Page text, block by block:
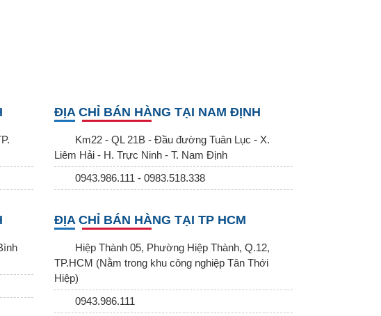
ĐỊA CHỈ BÁN HÀNG TẠI NAM ĐỊNH
Km22 - QL 21B - Đầu đường Tuân Lục - X.
Liêm Hải - H. Trực Ninh - T. Nam Định
0943.986.111 - 0983.518.338
ĐỊA CHỈ BÁN HÀNG TẠI TP HCM
Hiệp Thành 05, Phường Hiệp Thành, Q.12,
TP.HCM (Nằm trong khu công nghiệp Tân Thới
Hiệp)
0943.986.111